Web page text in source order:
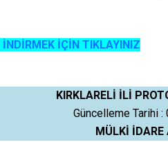
İÇİN TIKLAYINIZ
KIRKLARELİ İLİ
Güncelleme Tarihi
MÜLKİ İDARE